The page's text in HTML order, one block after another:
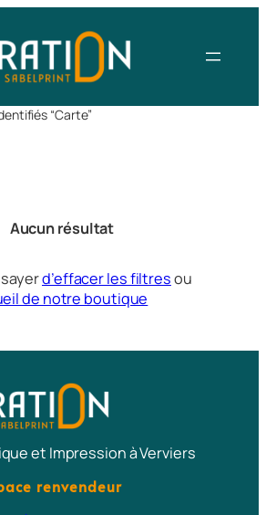
“Carte”
Aucun résultat
d’effacer les filtresou
de notre boutique
et Impression à Verviers
renvendeur